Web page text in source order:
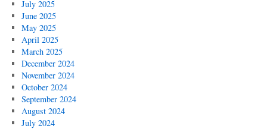
July 2025
June 2025
May 2025
April 2025
March 2025
December 2024
November 2024
October 2024
September 2024
August 2024
July 2024